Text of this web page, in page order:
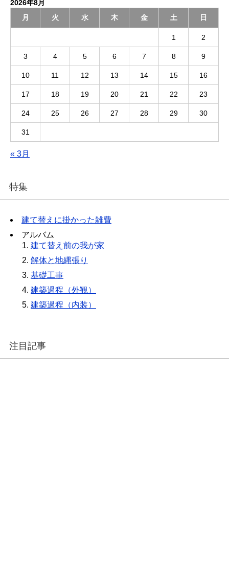
2026年8月
月
火 水 木 金 土 日
1 2
3 4 5 6 7 8 9
10 11 12 13 14 15 16
17 18 19 20 21 22 23
24 25 26 27 28 29 30
31
« 3月
特集
建て替えに掛かった雑費
アルバム
建て替え前の我が家
解体と地縄張り
基礎工事
建築過程（外観）
建築過程（内装）
注目記事